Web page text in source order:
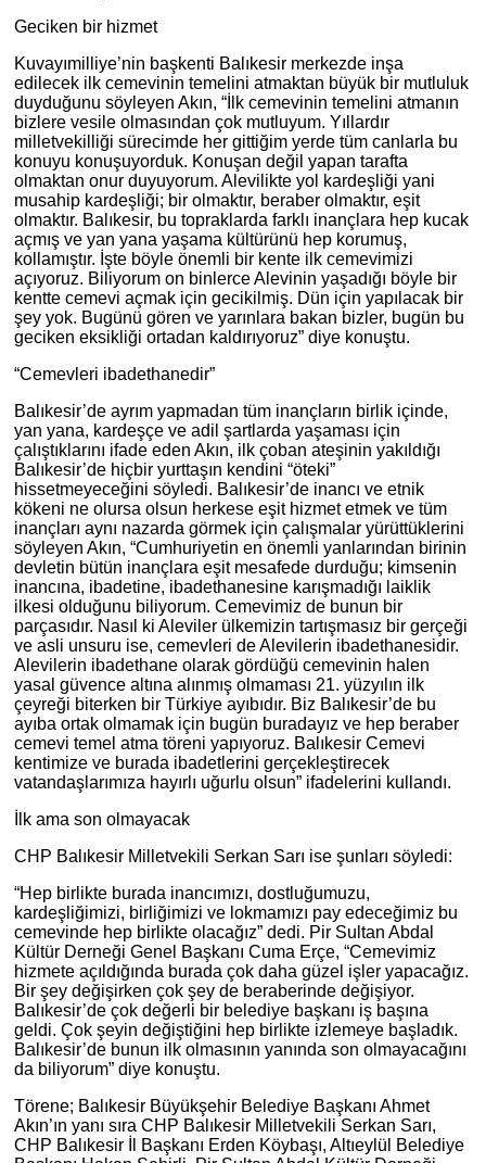
Geciken bir hizmet
Kuvayımilliye’nin başkenti Balıkesir merkezde inşa
edilecek ilk cemevinin temelini atmaktan büyük bir mutluluk
duyduğunu söyleyen Akın, “İlk cemevinin temelini atmanın
bizlere vesile olmasından çok mutluyum. Yıllardır
milletvekilliği sürecimde her gittiğim yerde tüm canlarla bu
konuyu konuşuyorduk. Konuşan değil yapan tarafta
olmaktan onur duyuyorum. Alevilikte yol kardeşliği yani
musahip kardeşliği; bir olmaktır, beraber olmaktır, eşit
olmaktır. Balıkesir, bu topraklarda farklı inançlara hep kucak
açmış ve yan yana yaşama kültürünü hep korumuş,
kollamıştır. İşte böyle önemli bir kente ilk cemevimizi
açıyoruz. Biliyorum on binlerce Alevinin yaşadığı böyle bir
kentte cemevi açmak için gecikilmiş. Dün için yapılacak bir
şey yok. Bugünü gören ve yarınlara bakan bizler, bugün bu
geciken eksikliği ortadan kaldırıyoruz” diye konuştu.
“Cemevleri ibadethanedir”
Balıkesir’de ayrım yapmadan tüm inançların birlik içinde,
yan yana, kardeşçe ve adil şartlarda yaşaması için
çalıştıklarını ifade eden Akın, ilk çoban ateşinin yakıldığı
Balıkesir’de hiçbir yurttaşın kendini “öteki”
hissetmeyeceğini söyledi. Balıkesir’de inancı ve etnik
kökeni ne olursa olsun herkese eşit hizmet etmek ve tüm
inançları aynı nazarda görmek için çalışmalar yürüttüklerini
söyleyen Akın, “Cumhuriyetin en önemli yanlarından birinin
devletin bütün inançlara eşit mesafede durduğu; kimsenin
inancına, ibadetine, ibadethanesine karışmadığı laiklik
ilkesi olduğunu biliyorum. Cemevimiz de bunun bir
parçasıdır. Nasıl ki Aleviler ülkemizin tartışmasız bir gerçeği
ve asli unsuru ise, cemevleri de Alevilerin ibadethanesidir.
Alevilerin ibadethane olarak gördüğü cemevinin halen
yasal güvence altına alınmış olmaması 21. yüzyılın ilk
çeyreği biterken bir Türkiye ayıbıdır. Biz Balıkesir’de bu
ayıba ortak olmamak için bugün buradayız ve hep beraber
cemevi temel atma töreni yapıyoruz. Balıkesir Cemevi
kentimize ve burada ibadetlerini gerçekleştirecek
vatandaşlarımıza hayırlı uğurlu olsun” ifadelerini kullandı.
İlk ama son olmayacak
CHP Balıkesir Milletvekili Serkan Sarı ise şunları söyledi:
“Hep birlikte burada inancımızı, dostluğumuzu,
kardeşliğimizi, birliğimizi ve lokmamızı pay edeceğimiz bu
cemevinde hep birlikte olacağız” dedi. Pir Sultan Abdal
Kültür Derneği Genel Başkanı Cuma Erçe, “Cemevimiz
hizmete açıldığında burada çok daha güzel işler yapacağız.
Bir şey değişirken çok şey de beraberinde değişiyor.
Balıkesir’de çok değerli bir belediye başkanı iş başına
geldi. Çok şeyin değiştiğini hep birlikte izlemeye başladık.
Balıkesir’de bunun ilk olmasının yanında son olmayacağını
da biliyorum” diye konuştu.
Törene; Balıkesir Büyükşehir Belediye Başkanı Ahmet
Akın’ın yanı sıra CHP Balıkesir Milletvekili Serkan Sarı,
CHP Balıkesir İl Başkanı Erden Köybaşı, Altıeylül Belediye